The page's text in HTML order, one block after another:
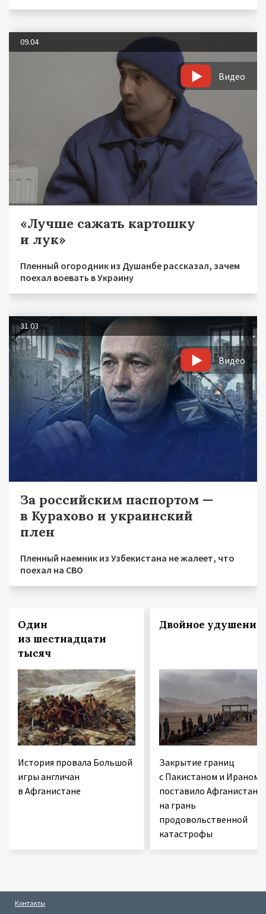
09.04
Видео
«Лучше сажать картошку
и лук»
Пленный огородник из Душанбе рассказал, зачем
поехал воевать в Украину
31.03
Видео
За российским паспортом —
в Курахово и украинский
плен
Пленный наемник из Узбекистана не жалеет, что
поехал на СВО
Один
из шестнадцати
тысяч
История провала Большой
игры англичан
в Афганистане
Двойное удушение
Закрытие границ
с Пакистаном и Ираном
поставило Афганистан
на грань
продовольственной
катастрофы
Контакты